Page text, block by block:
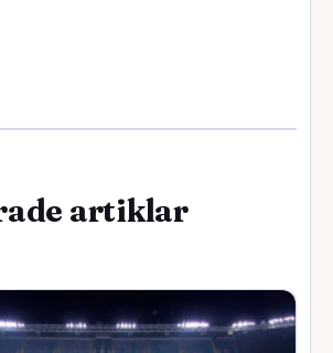
artiklar